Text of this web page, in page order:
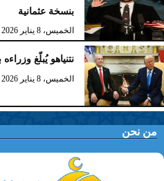
بنسخة عثمانية
الخميس، 8 يناير 2026
نتنياهو يُبلّغ
الخميس، 8 يناير 2026
من نحن